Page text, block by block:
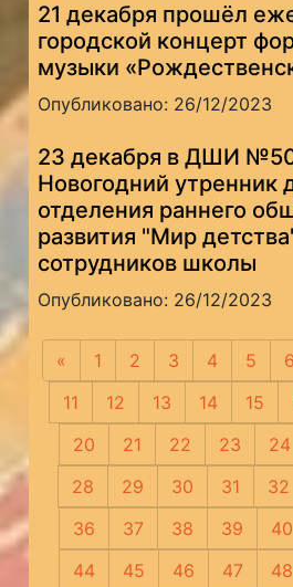
21 декабря прошёл
городской концерт
музыки
Опубликовано: 26/12/2023
23 декабря в ДШИ
Новогодний утренник
отделения раннего
развития "Мир
сотрудников школы
Опубликовано: 26/12/2023
« Предыдущая
1 2 3 4 5 6
11
12 13 14 15
20
21 22 23 24
28
29 30 31 32
36
37 38 39 40
44
45 46 47 48